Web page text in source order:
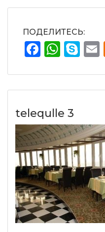
ПОДЕЛИТЕСЬ:
telequlle 3